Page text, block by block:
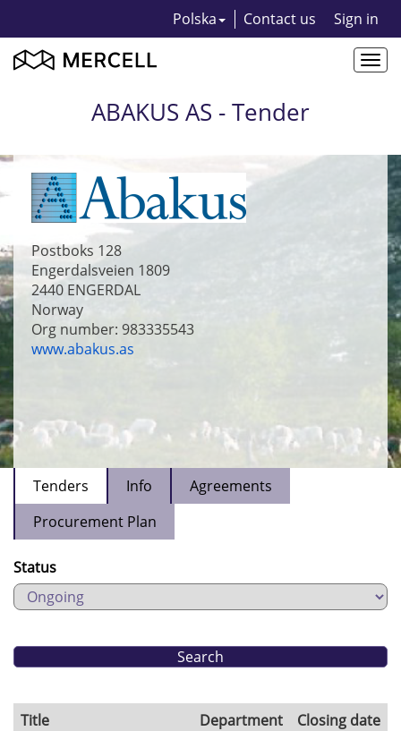
Polska Contact us Sign in
ABAKUS AS - Tender
Postboks 128
Engerdalsveien 1809
2440 ENGERDAL
Norway
Org number: 983335543
www.abakus.as
Tenders Info
Agreements
Procurement Plan
Status
Title Department
Closing date